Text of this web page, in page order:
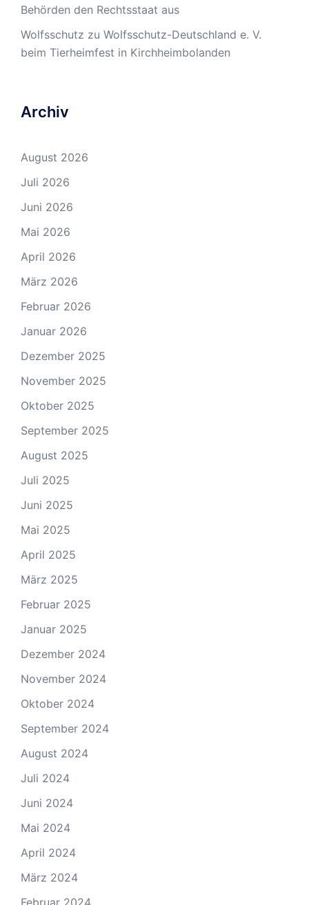
Behörden den Rechtsstaat aus
Wolfsschutz zu Wolfsschutz-Deutschland e. V.
beim Tierheimfest in Kirchheimbolanden
Archiv
August 2026
Juli 2026
Juni 2026
Mai 2026
April 2026
März 2026
Februar 2026
Januar 2026
Dezember 2025
November 2025
Oktober 2025
September 2025
August 2025
Juli 2025
Juni 2025
Mai 2025
April 2025
März 2025
Februar 2025
Januar 2025
Dezember 2024
November 2024
Oktober 2024
September 2024
August 2024
Juli 2024
Juni 2024
Mai 2024
April 2024
März 2024